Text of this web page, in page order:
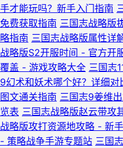
手才能玩吗？新手入门指南
免费获取指南 三国志战略版
略指南 三国志战略版属性详
战略版S2开服时间 - 官方开
覆盖 - 游戏攻略大全 三国志
9幻术和妖术哪个好？详细对
图文通关指南 三国志9姜维
览表 三国志战略版赵云带攻
战略版攻打资源地攻略 - 新
- 策略战争手游专题站 三国